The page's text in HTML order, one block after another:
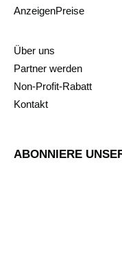
AnzeigenPreise
Über uns
Partner werden
Non-Profit-Rabatt
Kontakt
ABONNIERE